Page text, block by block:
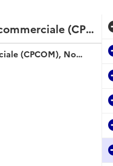
Correspondance politique et commerciale (CPCOM), Nouvelle série / Chine
Correspondance politique et commerciale (CPCOM), Nouvelle série / Chine